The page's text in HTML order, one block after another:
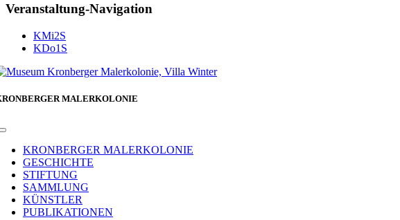
Facebook
Veranstaltung-Navigation
KMi2S
KDo1S
MALERKOLONIE
Toggle
NavigationKRONBERGER MALERKOLONIE
GESCHICHTE
STIFTUNG
SAMMLUNG
KÜNSTLER
PUBLIKATIONEN